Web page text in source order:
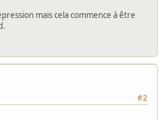
mais cela commence à être
#2